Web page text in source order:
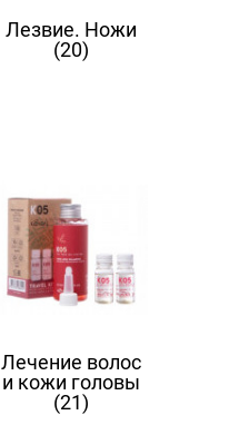
Лезвие. Ножи
(20)
Лечение волос
и кожи головы
(21)